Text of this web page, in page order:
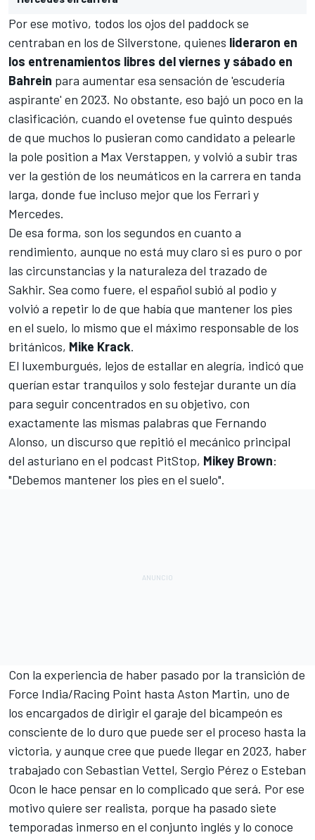
Por ese motivo, todos los ojos del paddock se
centraban en los de Silverstone, quienes lideraron en
los entrenamientos libres del viernes y sábado en
Bahrein para aumentar esa sensación de 'escudería
aspirante' en 2023. No obstante, eso bajó un poco en la
clasificación, cuando el ovetense fue quinto después
de que muchos lo pusieran como candidato a pelearle
la pole position a Max Verstappen, y volvió a subir tras
ver la gestión de los neumáticos en la carrera en tanda
larga, donde fue incluso mejor que los Ferrari y
Mercedes.
De esa forma, son los segundos en cuanto a
rendimiento, aunque no está muy claro si es puro o por
las circunstancias y la naturaleza del trazado de
Sakhir. Sea como fuere, el español subió al podio y
volvió a repetir lo de que había que mantener los pies
en el suelo, lo mismo que el máximo responsable de los
británicos, Mike Krack.
El luxemburgués, lejos de estallar en alegría, indicó que
querían estar tranquilos y solo festejar durante un día
para seguir concentrados en su objetivo, con
exactamente las mismas palabras que Fernando
Alonso, un discurso que repitió el mecánico principal
del asturiano en el podcast PitStop, Mikey Brown:
"Debemos mantener los pies en el suelo".
Con la experiencia de haber pasado por la transición de
Force India/Racing Point hasta Aston Martin, uno de
los encargados de dirigir el garaje del bicampeón es
consciente de lo duro que puede ser el proceso hasta la
victoria, y aunque cree que puede llegar en 2023, haber
trabajado con Sebastian Vettel, Sergio Pérez o Esteban
Ocon le hace pensar en lo complicado que será. Por ese
motivo quiere ser realista, porque ha pasado siete
temporadas inmerso en el conjunto inglés y lo conoce